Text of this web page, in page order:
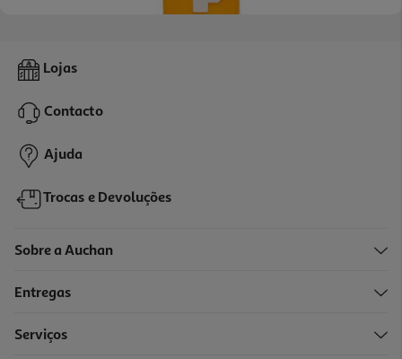
Luz Led Neon Super Mario Squishyglo Question Block
29,99 €
Lojas
Contacto
Ajuda
Trocas e Devoluções
Sobre a Auchan
Entregas
Serviços